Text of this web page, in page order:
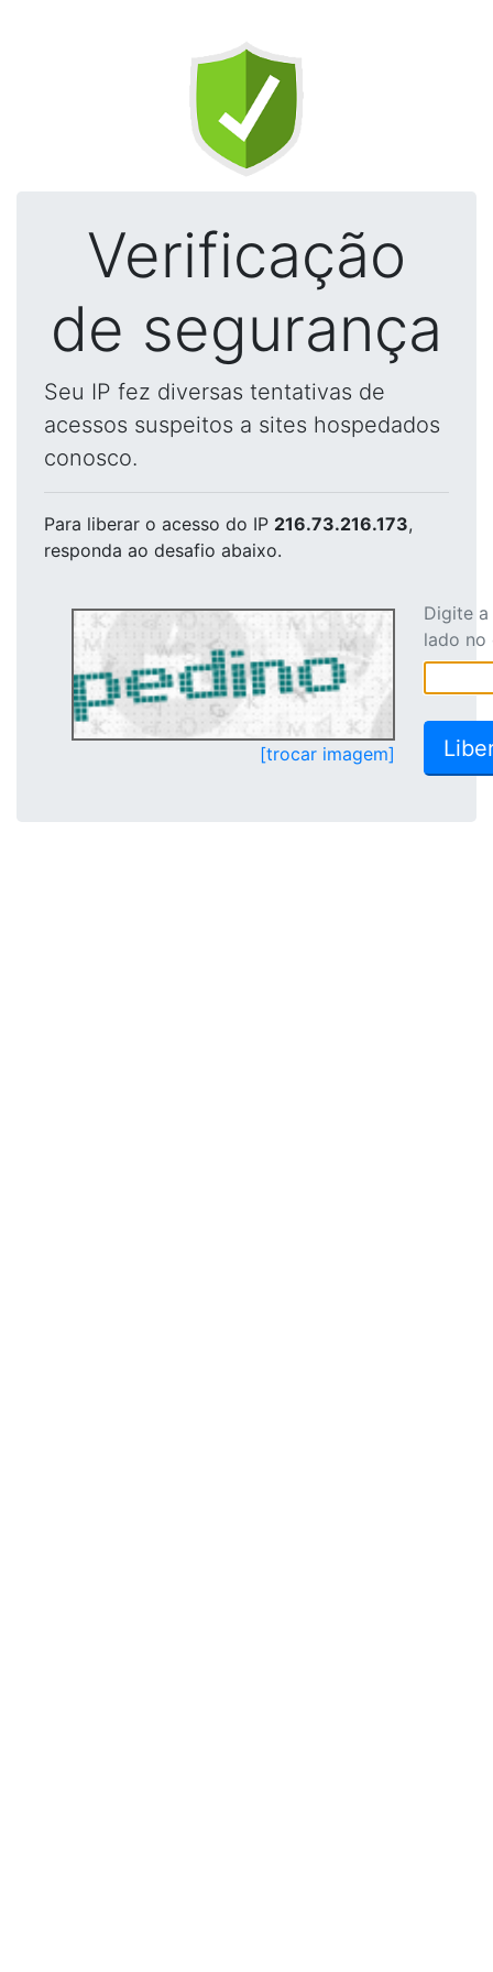
Verificação
de segurança
Seu IP fez diversas tentativas de
acessos suspeitos a sites hospedados
conosco.
Para liberar o acesso do IP 216.73.216.173,
responda ao desafio abaixo.
[trocar imagem]
Digite
lado no